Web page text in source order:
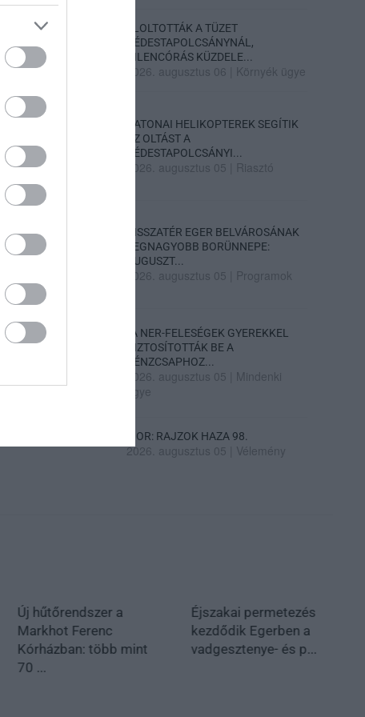
ELOLTOTTÁK A TÜZET
DÉDESTAPOLCSÁNYNÁL,
KILENCÓRÁS KÜZDELE...
2026. augusztus 06 Környék ügye
KATONAI HELIKOPTEREK SEGÍTIK
AZ OLTÁST A
DÉDESTAPOLCSÁNYI...
2026. augusztus 05 Riasztó
VISSZATÉR EGER BELVÁROSÁNAK
LEGNAGYOBB BORÜNNEPE:
AUGUSZT...
2026. augusztus 05 Programok
„A NER-FELESÉGEK GYEREKKEL
BIZTOSÍTOTTÁK BE A
PÉNZCSAPHOZ...
2026. augusztus 05
Mindenki
ügye
SIOR: RAJZOK HAZA 98.
2026. augusztus 05 Vélemény
Új hűtőrendszer a
Markhot Ferenc
Kórházban: több mint
70 ...
Éjszakai permetezés
kezdődik Egerben a
vadgesztenye- és p...